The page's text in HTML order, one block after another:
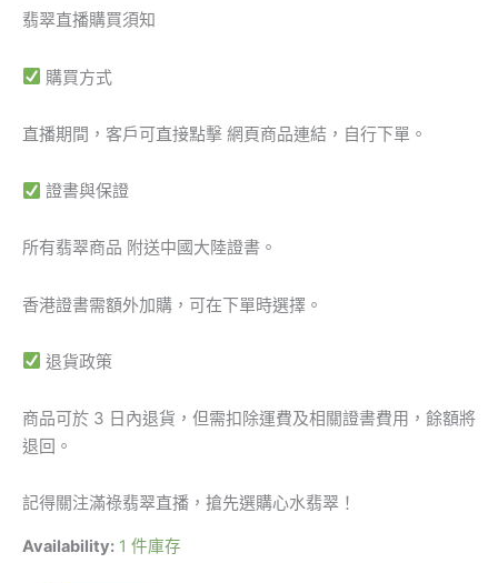
翡翠直播購買須知
購買方式
直播期間，客戶可直接點擊 網頁商品連結，自行下單。
證書與保證
所有翡翠商品 附送中國大陸證書。
香港證書需額外加購，可在下單時選擇。
退貨政策
商品可於 3 日內退貨，但需扣除運費及相關證書費用，餘額將
退回。
記得關注滿祿翡翠直播，搶先選購心水翡翠！
Availability: 1 件庫存